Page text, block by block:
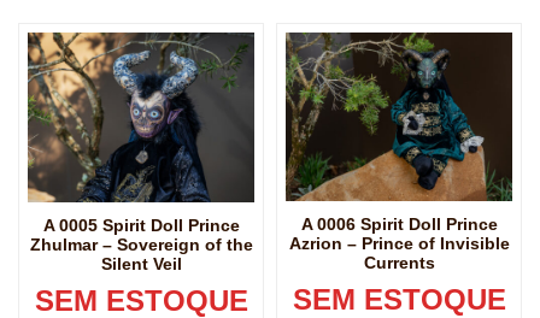
A 0005 Spirit Doll Prince
Zhulmar – Sovereign of the
Silent Veil
SEM ESTOQUE
A 0006 Spirit Doll Prince
Azrion – Prince of Invisible
Currents
SEM ESTOQUE